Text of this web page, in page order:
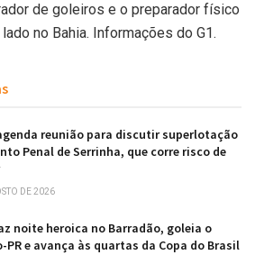
de goleiros e o preparador físico
no Bahia. Informações do G1.
reunião para discutir superlotação
Penal de Serrinha, que corre risco de
DE 2026
noite heroica no Barradão, goleia o
e avança às quartas da Copa do Brasil